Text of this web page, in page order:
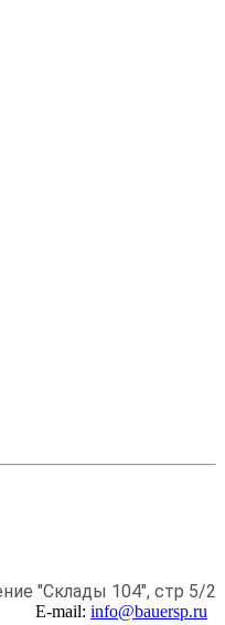
"Склады 104", стр 5/2
E-mail: info@bauersp.ru